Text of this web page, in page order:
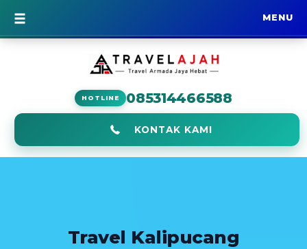
MENU
BERANDA
HOTLINE 085314466588
KONTAK KAMI
Travel Kalipucang